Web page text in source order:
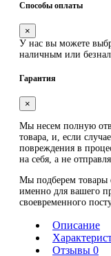
Способы оплаты
×
У нас вы можете
наличным или
Гарантия
×
Мы несем полную
товара, и, если
повреждения в
на себя, а не
Мы подберем товары
именно для вашего
своевременного
Описание
Отзывы 0